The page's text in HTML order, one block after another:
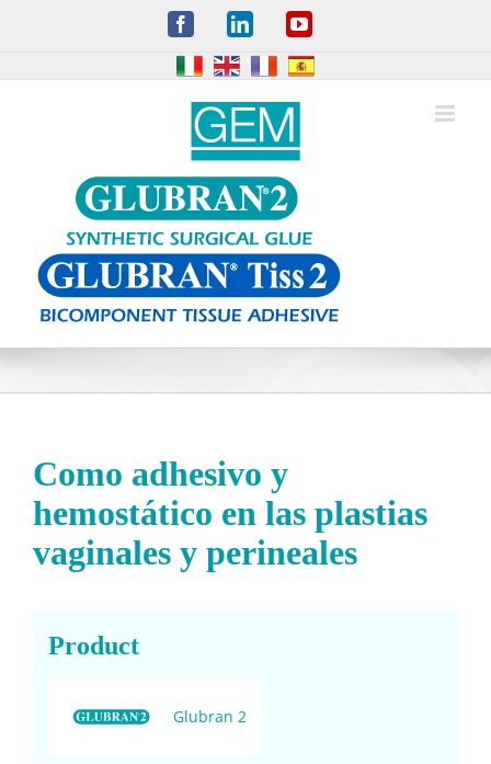
FacebookLinkedInYouTube
Como adhesivo y
hemostático en las plastias
vaginales y perineales
Product
Glubran 2